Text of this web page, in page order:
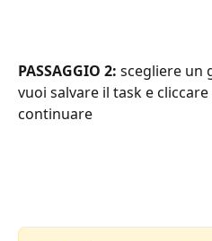
PASSAGGIO 2: scegliere un
vuoi salvare il task e cliccare
continuare